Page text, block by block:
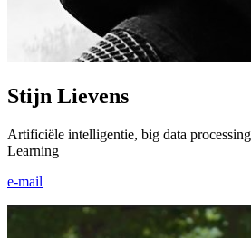
Stijn Lievens
Artificiële intelligentie, big data
Learning
e-mail